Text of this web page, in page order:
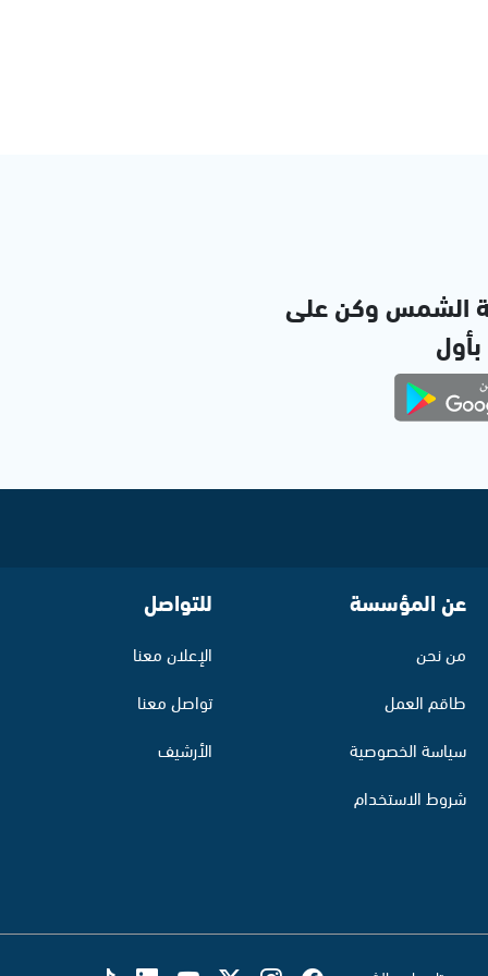
الشمس وكن على
عن المؤسسة
من نحن
طاقم العمل
سياسة الخصوصية
شروط الاستخدام
للتواصل
الإعلان معنا
تواصل معنا
الأرشيف